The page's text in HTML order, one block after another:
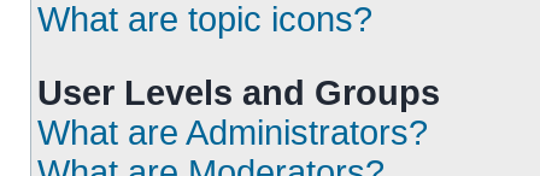
What are topic icons?
User Levels and Groups
What are Administrators?